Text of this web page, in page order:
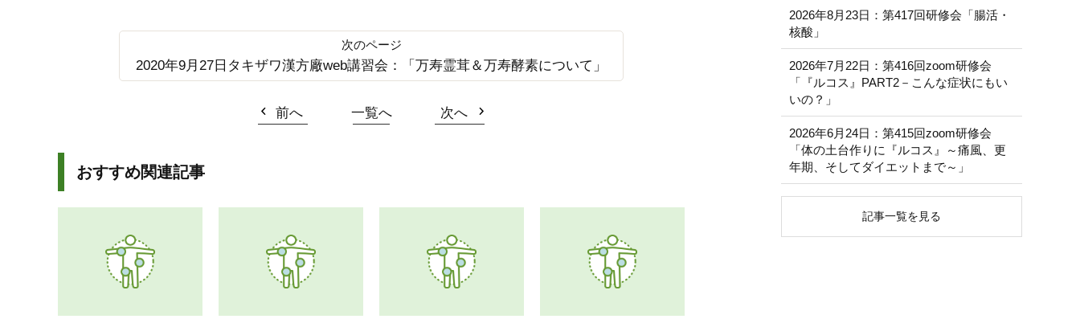
2020年9月27日タキザワ漢方廠web講習会：「万寿霊茸＆万寿酵素について」
前へ 一覧へ 次へ
おすすめ関連記事
2026年8月23日：第417回研修会「腸活・
核酸」
2026年7月22日：第416回zoom研修会
「『ルコス』PART2－こんな症状にもい
いの？」
2026年6月24日：第415回zoom研修会
「体の土台作りに『ルコス』～痛風、更
年期、そしてダイエットまで～」
記事一覧を見る